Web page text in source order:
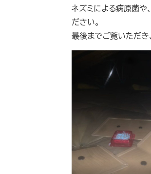
ネズミによる病原菌や
ださい。
最後までご覧いただき